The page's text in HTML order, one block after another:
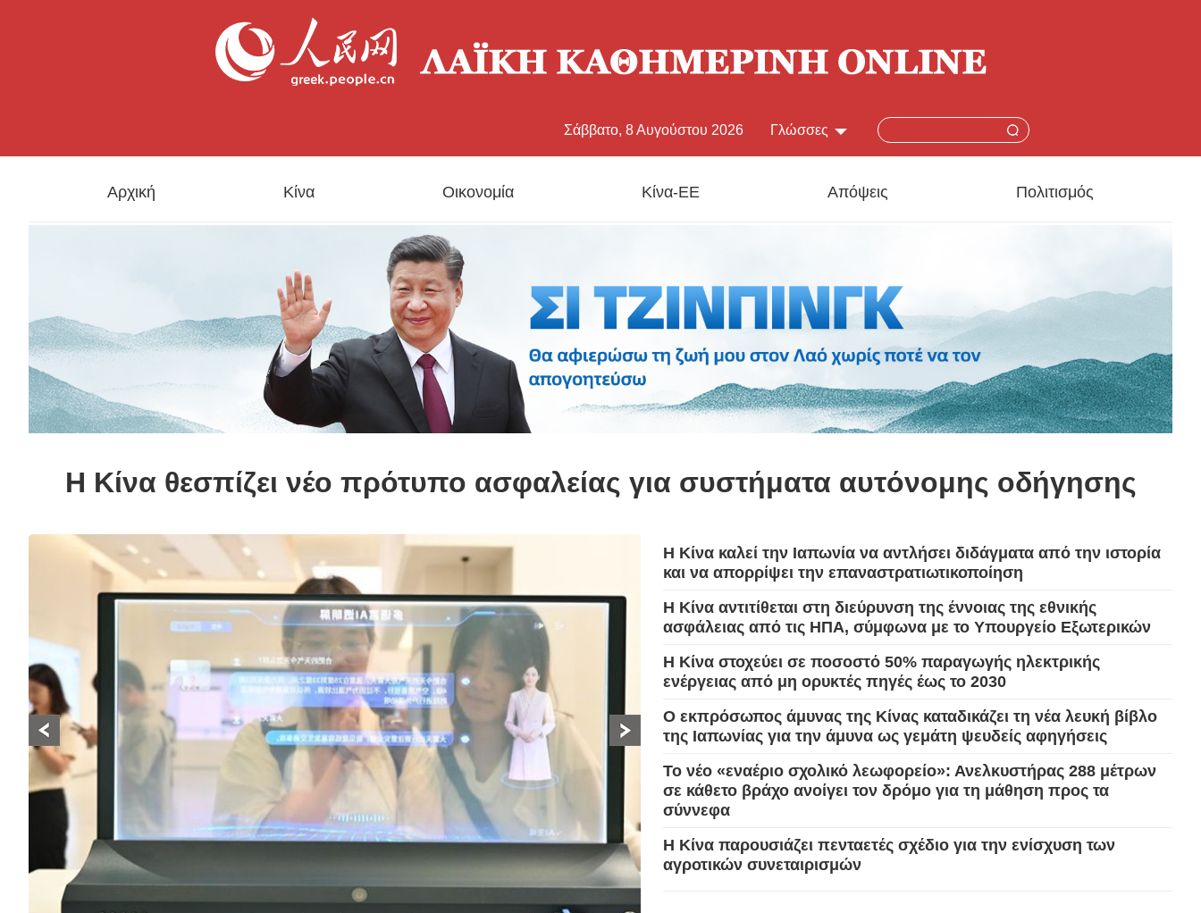
Γλώσσες
Français
Español
Русский
한국어
Português
Kiswahili
Italiano
Қазақ тілі
ภาษาไทย
Bahasa Melayu
Ελληνικά
Σάββατο, 8 Αυγούστου 2026
Αρχική Κίνα Οικονομία Κίνα-ΕΕ Απόψεις Πολιτισμός
Η Κίνα θεσπίζει νέο πρότυπο ασφαλείας για συστήματα αυτόνομης οδήγησης
Η Κίνα καλεί την Ιαπωνία να αντλήσει διδάγματα από την ιστορία
και να απορρίψει την επαναστρατιωτικοποίηση
Η Κίνα αντιτίθεται στη διεύρυνση της έννοιας της εθνικής
ασφάλειας από τις ΗΠΑ, σύμφωνα με το Υπουργείο Εξωτερικών
Η Κίνα στοχεύει σε ποσοστό 50% παραγωγής ηλεκτρικής
ενέργειας από μη ορυκτές πηγές έως το 2030
Ο εκπρόσωπος άμυνας της Κίνας καταδικάζει τη νέα λευκή βίβλο
της Ιαπωνίας για την άμυνα ως γεμάτη ψευδείς αφηγήσεις
Το νέο «εναέριο σχολικό λεωφορείο»: Ανελκυστήρας 288 μέτρων
σε κάθετο βράχο ανοίγει τον δρόμο για τη μάθηση προς τα
σύννεφα
Η Κίνα παρουσιάζει πενταετές σχέδιο για την ενίσχυση των
αγροτικών συνεταιρισμών